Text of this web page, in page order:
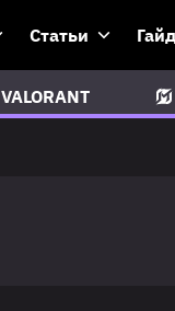
Статьи
VALORANT